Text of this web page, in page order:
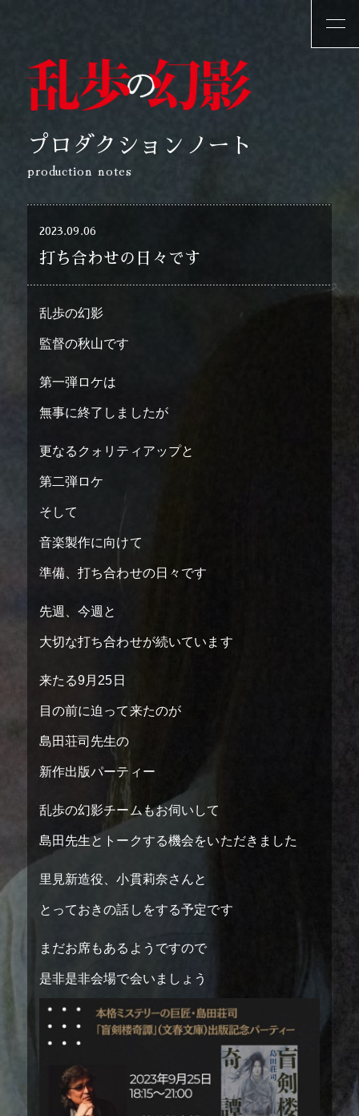
トップページ
上映劇場 screening theater
ティザー予告 teaser
お知らせ information
作品紹介 introduction
ストーリー story
キャスト cast
スタッフ
プロダクションノート
production notes
2023.09.06
打ち合わせの日々です
乱歩の幻影
監督の秋山です
第一弾ロケは
無事に終了しましたが
更なるクォリティアップと
第二弾ロケ
そして
音楽製作に向けて
準備、打ち合わせの日々です
先週、今週と
大切な打ち合わせが続いています
来たる9月25日
目の前に迫って来たのが
島田荘司先生の
新作出版パーティー
乱歩の幻影チームもお伺いして
島田先生とトークする機会をいただきました
里見新造役、小貫莉奈さんと
とっておきの話しをする予定です
まだお席もあるようですので
是非是非会場で会いましょう